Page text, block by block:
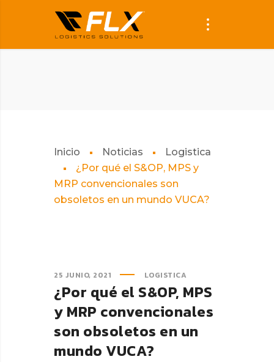
Inicio Noticias
Logistica
¿Por qué el S&OP, MPS y
MRP convencionales son
obsoletos en un mundo VUCA?
25 JUNIO, 2021 LOGISTICA
¿Por qué el S&OP, MPS
y MRP convencionales
son obsoletos en un
mundo VUCA?